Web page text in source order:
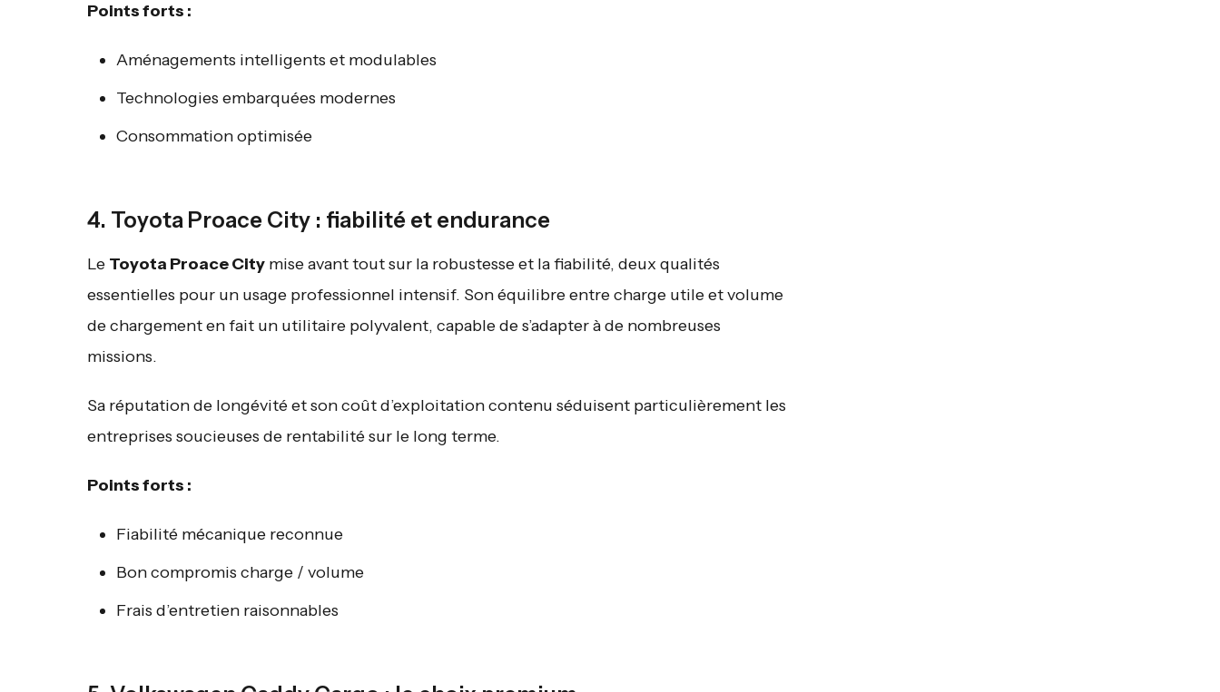
Points forts :
Aménagements intelligents et modulables
Technologies embarquées modernes
Consommation optimisée
4. Toyota Proace City : fiabilité et endurance
Le Toyota Proace City mise avant tout sur la robustesse et la fiabilité, deux qualités
essentielles pour un usage professionnel intensif. Son équilibre entre charge utile et volume
de chargement en fait un utilitaire polyvalent, capable de s’adapter à de nombreuses
missions.
Sa réputation de longévité et son coût d’exploitation contenu séduisent particulièrement les
entreprises soucieuses de rentabilité sur le long terme.
Points forts :
Fiabilité mécanique reconnue
Bon compromis charge / volume
Frais d’entretien raisonnables